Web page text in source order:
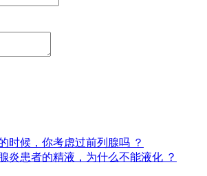
时候，你考虑过前列腺吗 ？
炎患者的精液，为什么不能液化 ？